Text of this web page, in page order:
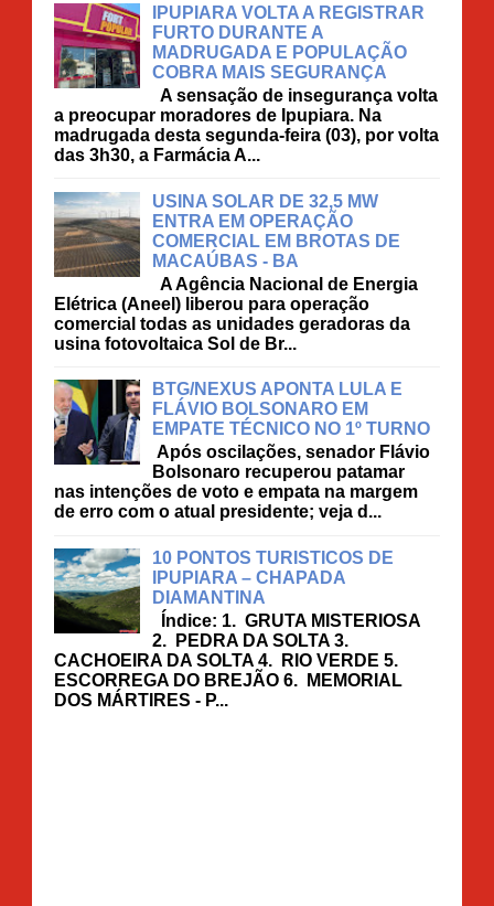
IPUPIARA VOLTA A REGISTRAR
FURTO DURANTE A
MADRUGADA E POPULAÇÃO
COBRA MAIS SEGURANÇA
A sensação de insegurança volta
a preocupar moradores de Ipupiara. Na
madrugada desta segunda-feira (03), por volta
das 3h30, a Farmácia A...
USINA SOLAR DE 32,5 MW
ENTRA EM OPERAÇÃO
COMERCIAL EM BROTAS DE
MACAÚBAS - BA
A Agência Nacional de Energia
Elétrica (Aneel) liberou para operação
comercial todas as unidades geradoras da
usina fotovoltaica Sol de Br...
BTG/NEXUS APONTA LULA E
FLÁVIO BOLSONARO EM
EMPATE TÉCNICO NO 1º TURNO
Após oscilações, senador Flávio
Bolsonaro recuperou patamar
nas intenções de voto e empata na margem
de erro com o atual presidente; veja d...
10 PONTOS TURISTICOS DE
IPUPIARA – CHAPADA
DIAMANTINA
Índice: 1. GRUTA MISTERIOSA
2. PEDRA DA SOLTA 3.
CACHOEIRA DA SOLTA 4. RIO VERDE 5.
ESCORREGA DO BREJÃO 6. MEMORIAL
DOS MÁRTIRES - P...